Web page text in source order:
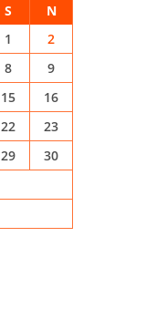
S N
1
2
8
9
15
16
22
23
29
30